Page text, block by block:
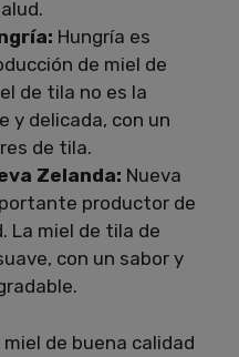
Hungría es
de miel de
de tila no es la
y delicada, con un
de tila.
Zelanda: Nueva
productor de
La miel de tila de
con un sabor y
de buena calidad